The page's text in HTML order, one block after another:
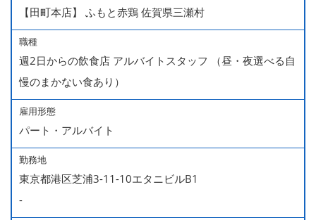
【田町本店】 ふもと赤鶏 佐賀県三瀬村
職種
週2日からの飲食店 アルバイトスタッフ （昼・夜選べる自
慢のまかない食あり）
雇用形態
パート・アルバイト
勤務地
東京都港区芝浦3-11-10エタニビルB1
-